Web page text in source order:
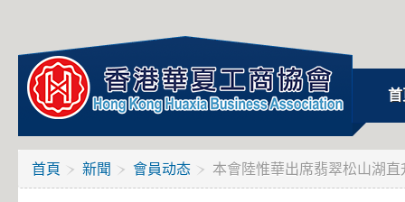
首
首頁 新聞 會員动态 本會陸惟華出席翡翠松山湖